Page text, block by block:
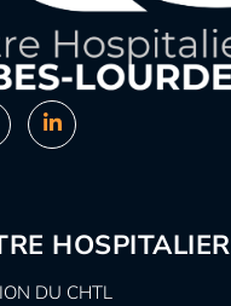
HOSPITALIER
DU CHTL